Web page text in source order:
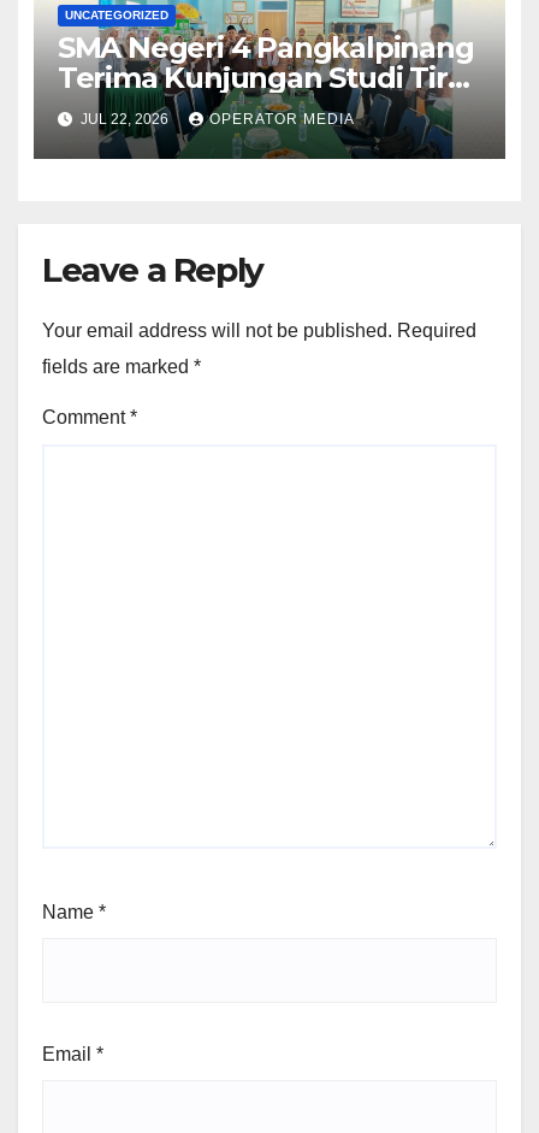
UNCATEGORIZED
SMA Negeri 4 Pangkalpinang
Terima Kunjungan Studi Tiru
Manajemen dari SMA Negeri 1
Lubuk Besar
JUL 22, 2026 OPERATOR MEDIA
Leave a Reply
Your email address will not be published. Required
fields are marked *
Comment*
Name *
Email *